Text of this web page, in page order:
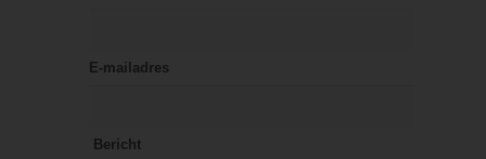
E-mailadres
Bericht